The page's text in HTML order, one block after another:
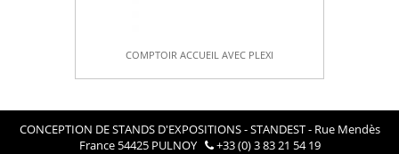
COMPTOIR ACCUEIL AVEC PLEXI
CONCEPTION DE STANDS D'EXPOSITIONS - STANDEST - Rue Mendès
France 54425 PULNOY
+33 (0) 3 83 21 54 19